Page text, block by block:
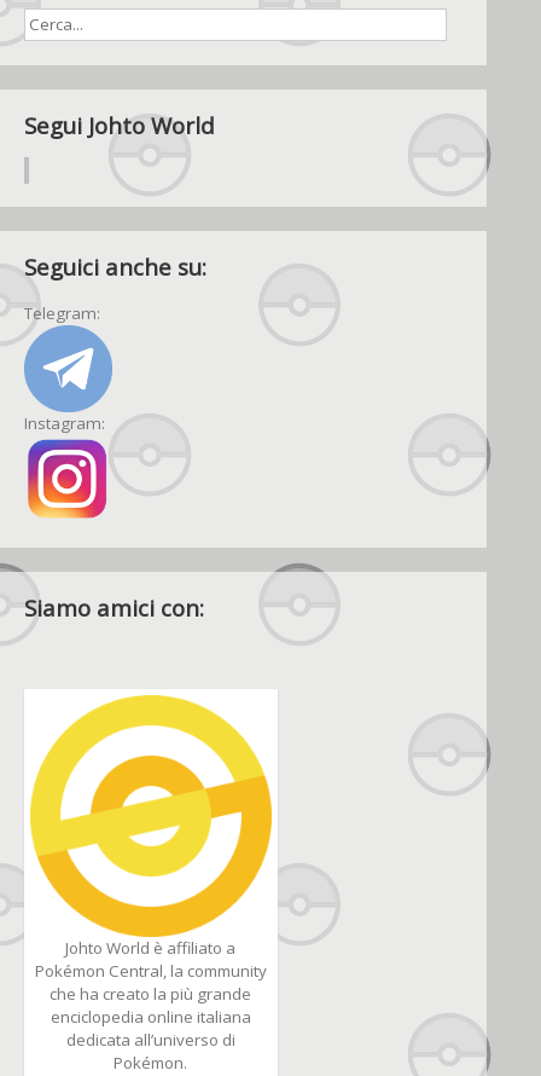
Segui Johto World
Seguici anche su:
Telegram:
Instagram:
Siamo amici con:
Johto World è affiliato a
Pokémon Central, la community
che ha creato la più grande
enciclopedia online italiana
dedicata all’universo di
Pokémon.